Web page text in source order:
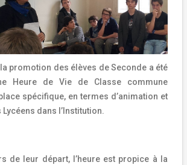
promotion des élèves de Seconde a été
Heure de Vie de Classe commune
spécifique, en termes d’animation et
Lycéens dans l’Institution.
de leur départ, l’heure est propice à la